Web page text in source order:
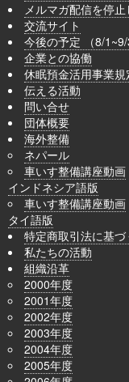
メルマガ配信を停
交流サイト
今後の予定 （8/1~9/
企業との協働
休眠預金活用事業規
伝える活動
問い合せ
団体概要
海外整備
ネパール
車いす整備講座動画
インドネシア語版
車いす整備講座動画
タイ語版
特定商取引法に基
私たちの活動
組織沿革
2000年度
2001年度
2002年度
2003年度
2004年度
2005年度